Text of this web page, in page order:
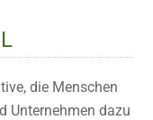
die Menschen
Unternehmen dazu